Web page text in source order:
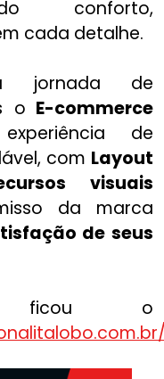
conforto,
cada detalhe.
jornada de
o E-commerce
de
com Layout
visuais
da marca
de seus
ficou o